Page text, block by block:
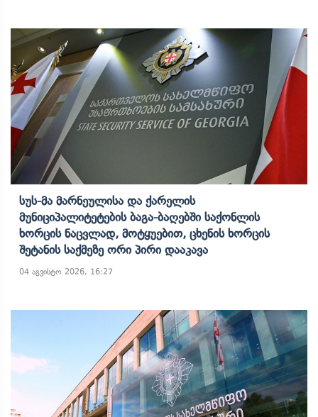
Სუს-Მა Მარნეულისა Და Ქარელის
Მუნიციპალიტეტების Ბაგა-Ბაღებში Საქონლის
Ხორცის Ნაცვლად, Მოტყუებით, Ცხენის Ხორცის
Შეტანის Საქმეზე Ორი Პირი Დააკავა
04 აგვისტო 2026, 16:27